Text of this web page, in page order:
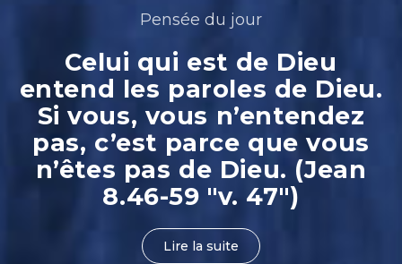
Pensée du jour
Celui qui est de Dieu
entend les paroles de Dieu.
Si vous, vous n’entendez
pas, c’est parce que vous
n’êtes pas de Dieu. (Jean
8.46-59 "v. 47")
Lire la suite